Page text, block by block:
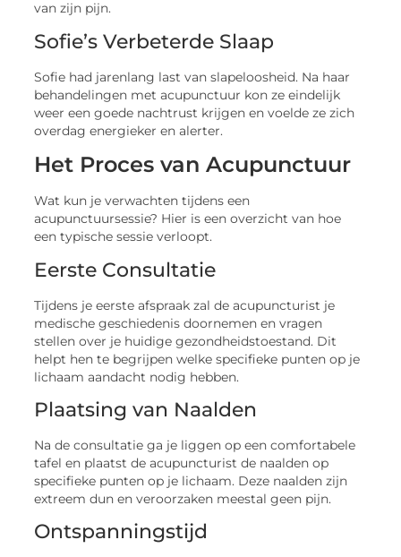
van zijn pijn.
Sofie’s Verbeterde Slaap
Sofie had jarenlang last van slapeloosheid. Na haar
behandelingen met acupunctuur kon ze eindelijk
weer een goede nachtrust krijgen en voelde ze zich
overdag energieker en alerter.
Het Proces van Acupunctuur
Wat kun je verwachten tijdens een
acupunctuursessie? Hier is een overzicht van hoe
een typische sessie verloopt.
Eerste Consultatie
Tijdens je eerste afspraak zal de acupuncturist je
medische geschiedenis doornemen en vragen
stellen over je huidige gezondheidstoestand. Dit
helpt hen te begrijpen welke specifieke punten op je
lichaam aandacht nodig hebben.
Plaatsing van Naalden
Na de consultatie ga je liggen op een comfortabele
tafel en plaatst de acupuncturist de naalden op
specifieke punten op je lichaam. Deze naalden zijn
extreem dun en veroorzaken meestal geen pijn.
Ontspanningstijd